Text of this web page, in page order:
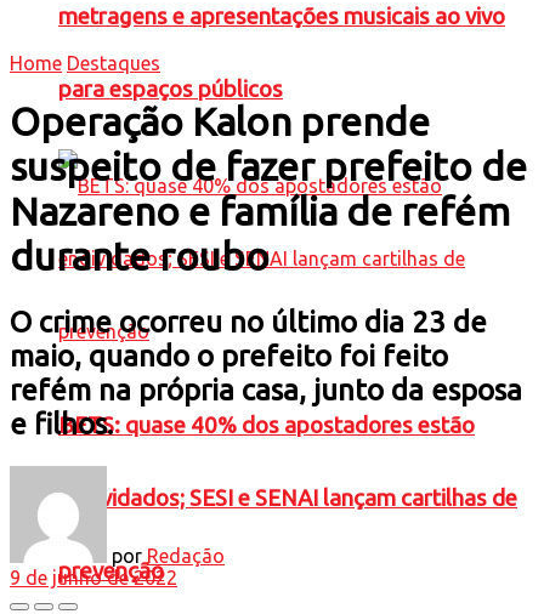
metragens e apresentações musicais ao vivo
para espaços públicos
BETS: quase 40% dos apostadores estão
endividados; SESI e SENAI lançam cartilhas de
prevenção
Home Destaques
Operação Kalon prende
suspeito de fazer prefeito de
Nazareno e família de refém
durante roubo
O crime ocorreu no último dia 23 de
maio, quando o prefeito foi feito
refém na própria casa, junto da esposa
e filhos.
por Redação
9 de junho de 2022